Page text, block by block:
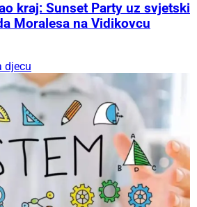
kraj: Sunset Party uz svjetski
Moralesa na Vidikovcu
djecu